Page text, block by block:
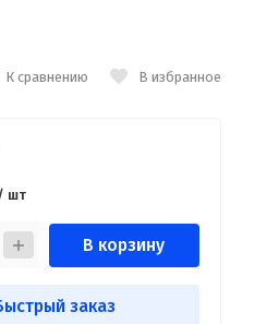
К сравнению В избранное
шт
В корзину
заказ